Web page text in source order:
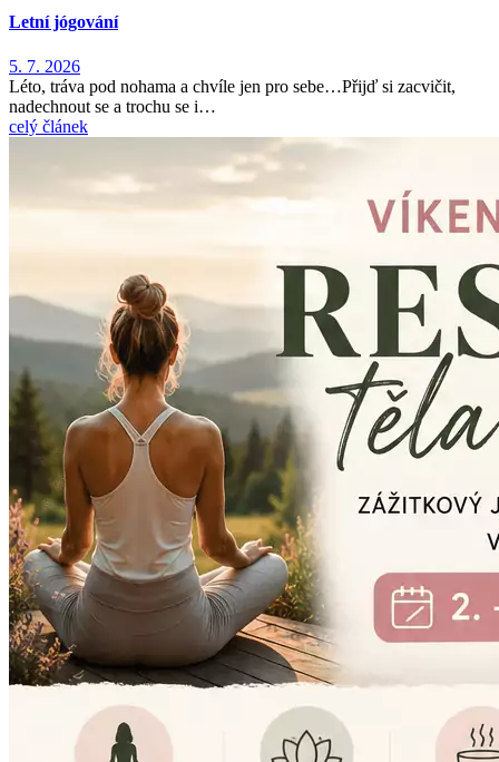
Letní jógování
5. 7. 2026
Léto, tráva pod nohama a chvíle jen pro sebe…Přijď si zacvičit,
nadechnout se a trochu se i…
celý článek